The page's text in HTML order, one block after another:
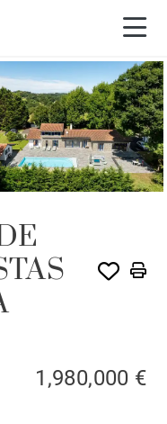
1,980,000 €